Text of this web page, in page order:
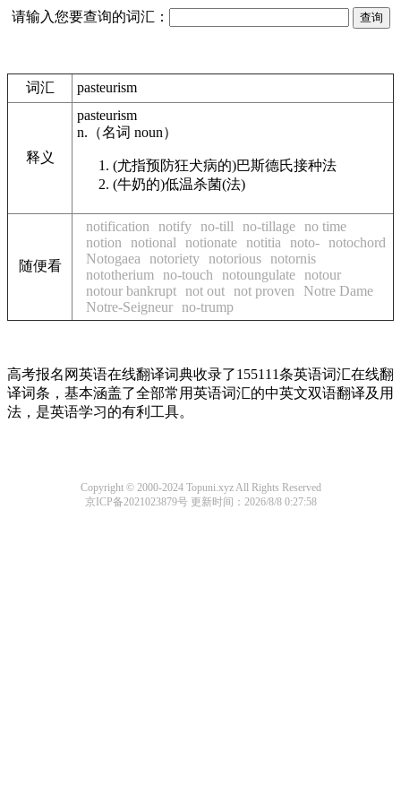
请输入您要查询的词汇：
词汇 pasteurism
释义
pasteurism
n. （名词 noun）
(尤指预防狂犬病的)巴斯德氏接种法
(牛奶的)低温杀菌(法)
随便看
notification notify no-till no-tillage
no time
notion
notional notionate notitia noto-
notochord
Notogaea
notoriety notorious
notornis
nototherium
no-touch notoungulate
notour
notour bankrupt
not out not proven
Notre Dame
Notre-Seigneur
no-trump
高考报名网英语在线翻译词典收录了155111条英语词汇在线翻
译词条，基本涵盖了全部常用英语词汇的中英文双语翻译及用
法，是英语学习的有利工具。
Copyright © 2000-2024 Topuni.xyz All Rights Reserved
京ICP备2021023879号更新时间：2026/8/8 0:27:58